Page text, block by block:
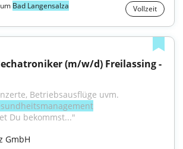
Bad Langensalza Vollzeit
(m/w/d) Freilassing -
Betriebsausflüge uvm.
Du bekommst..."
GmbH